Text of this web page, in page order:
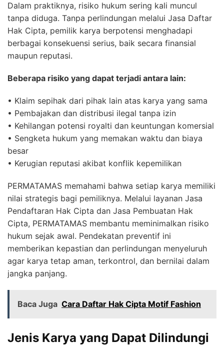
Dalam praktiknya, risiko hukum sering kali muncul
tanpa diduga. Tanpa perlindungan melalui Jasa Daftar
Hak Cipta, pemilik karya berpotensi menghadapi
berbagai konsekuensi serius, baik secara finansial
maupun reputasi.
Beberapa risiko yang dapat terjadi antara lain:
• Klaim sepihak dari pihak lain atas karya yang sama
• Pembajakan dan distribusi ilegal tanpa izin
• Kehilangan potensi royalti dan keuntungan komersial
• Sengketa hukum yang memakan waktu dan biaya
besar
• Kerugian reputasi akibat konflik kepemilikan
PERMATAMAS memahami bahwa setiap karya memiliki
nilai strategis bagi pemiliknya. Melalui layanan Jasa
Pendaftaran Hak Cipta dan Jasa Pembuatan Hak
Cipta, PERMATAMAS membantu meminimalkan risiko
hukum sejak awal. Pendekatan preventif ini
memberikan kepastian dan perlindungan menyeluruh
agar karya tetap aman, terkontrol, dan bernilai dalam
jangka panjang.
Baca Juga Cara Daftar Hak Cipta Motif Fashion
Jenis Karya yang Dapat Dilindungi